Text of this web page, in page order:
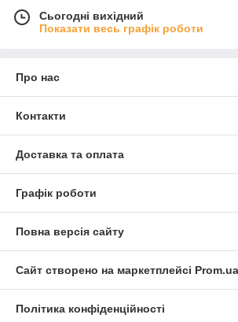
Сьогодні вихідний
Показати весь графік роботи
Про нас
Контакти
Доставка та оплата
Графік роботи
Повна версія сайту
Сайт створено на маркетплейсі Prom.ua
Політика конфіденційності